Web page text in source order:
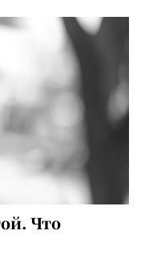
Что